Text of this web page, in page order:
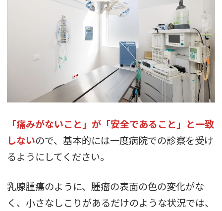
「痛みがないこと」が「安全であること」と一致
しないので、基本的には一度病院での診察を受け
るようにしてください。
乳腺腫瘍のように、腫瘤の表面の色の変化がな
く、小さなしこりがあるだけのような状況では、